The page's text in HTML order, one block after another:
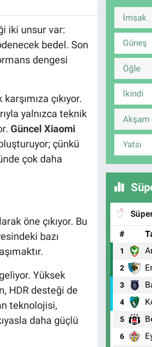
iki unsur var:
bedel. Son
dengesi
çıkıyor.
yalnızca teknik
Güncel Xiaomi
çünkü
çok daha
öne çıkıyor. Bu
bazı
Yüksek
HDR desteği de
teknolojisi,
daha güçlü
İmsak
Güneş
Öğle
İkindi
Akşam
Yatsı
#
1
2
3
4
5
6